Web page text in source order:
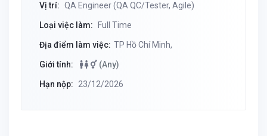
Vị trí: QA Engineer (QA QC/Tester, Agile)
Loại việc làm: Full Time
Địa điểm làm việc: TP Hồ Chí Minh,
Giới tính: (Any)
Hạn nộp: 23/12/2026